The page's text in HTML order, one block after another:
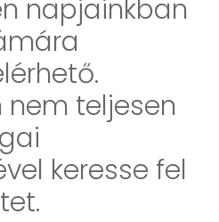
napjainkban
teljesen
keresse fel